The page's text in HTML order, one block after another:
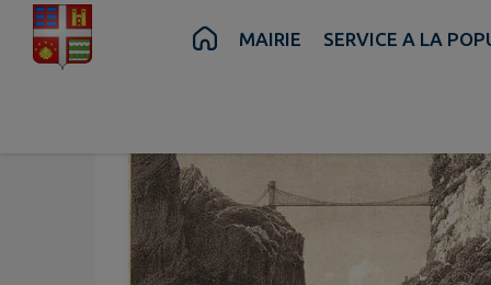
Contenu Recherche Pied de page
MAIRIE SERVICE A LA